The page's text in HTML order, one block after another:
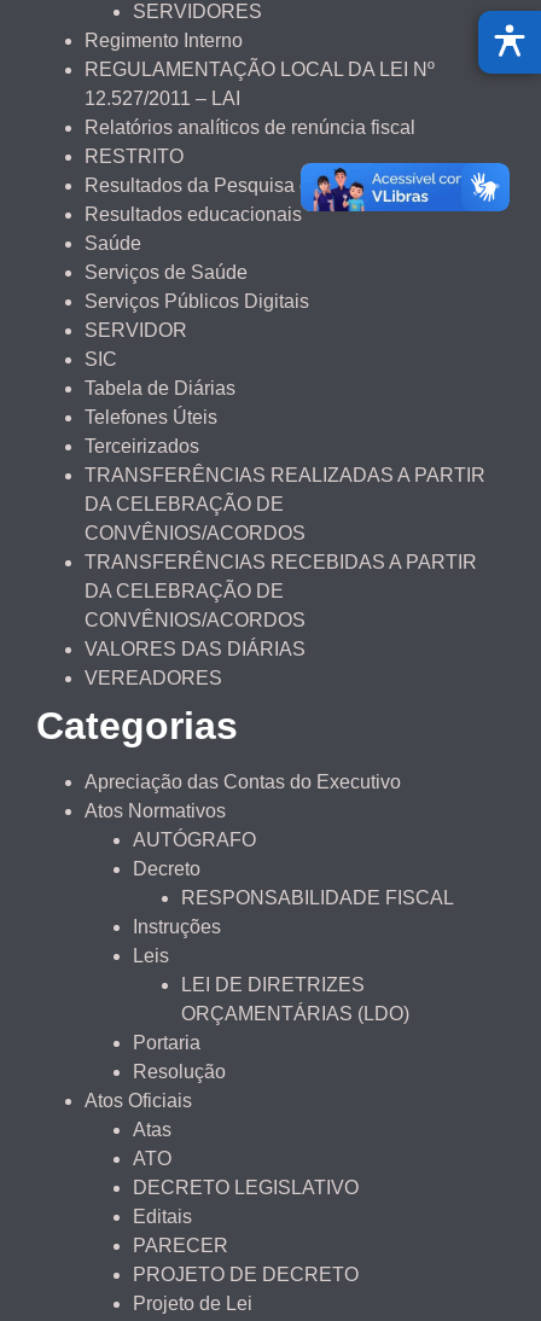
SERVIDORES
Regimento Interno
REGULAMENTAÇÃO LOCAL DA LEI Nº
12.527/2011 – LAI
Relatórios analíticos de renúncia fiscal
RESTRITO
Resultados da Pesquisa de Satisfação
Resultados educacionais
Saúde
Serviços de Saúde
Serviços Públicos Digitais
SERVIDOR
SIC
Tabela de Diárias
Telefones Úteis
Terceirizados
TRANSFERÊNCIAS REALIZADAS A PARTIR
DA CELEBRAÇÃO DE
CONVÊNIOS/ACORDOS
TRANSFERÊNCIAS RECEBIDAS A PARTIR
DA CELEBRAÇÃO DE
CONVÊNIOS/ACORDOS
VALORES DAS DIÁRIAS
VEREADORES
Categorias
Apreciação das Contas do Executivo
Atos Normativos
AUTÓGRAFO
Decreto
RESPONSABILIDADE FISCAL
Instruções
Leis
LEI DE DIRETRIZES
ORÇAMENTÁRIAS (LDO)
Portaria
Resolução
Atos Oficiais
Atas
ATO
DECRETO LEGISLATIVO
Editais
PARECER
PROJETO DE DECRETO
Projeto de Lei